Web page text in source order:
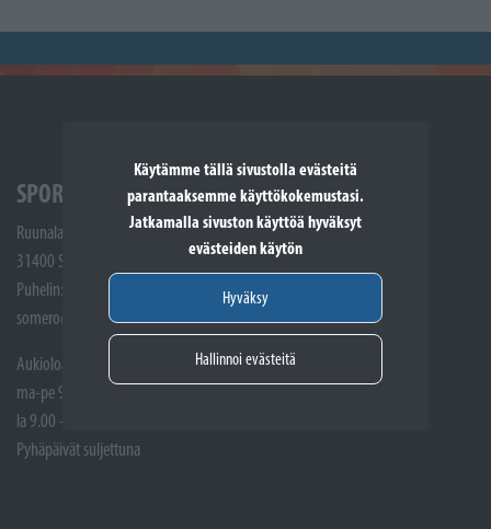
Käytämme tällä sivustolla evästeitä
parantaaksemme käyttökokemustasi.
Jatkamalla sivuston käyttöä hyväksyt
evästeiden käytön
Hyväksy
Hallinnoi evästeitä
SPORTTIKONE SOMERO
Ruunalantie 5
31400 Somero
Puhelin: (02) 748 9300
somero@sporttikone.fi
Aukioloajat
ma-pe 9.00 - 17.00
la 9.00 - 14.00
Pyhäpäivät suljettuna